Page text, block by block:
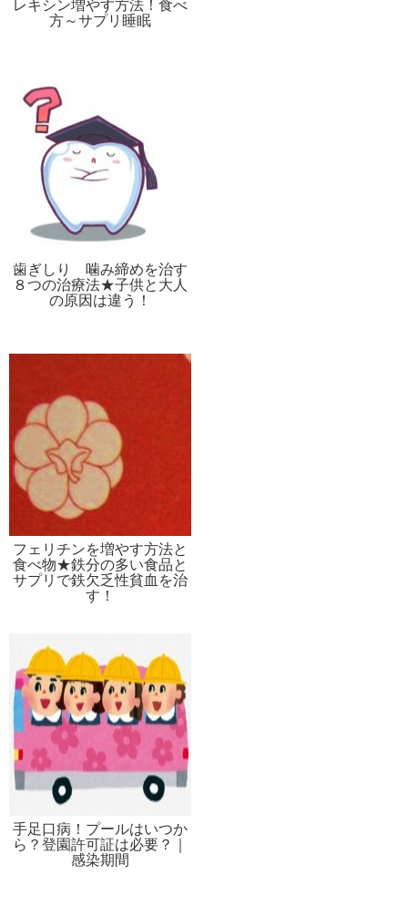
レキシン増やす方法！食べ
方～サプリ睡眠
歯ぎしり 噛み締めを治す
８つの治療法★子供と大人
の原因は違う！
フェリチンを増やす方法と
食べ物★鉄分の多い食品と
サプリで鉄欠乏性貧血を治
す！
手足口病！プールはいつか
ら？登園許可証は必要？｜
感染期間